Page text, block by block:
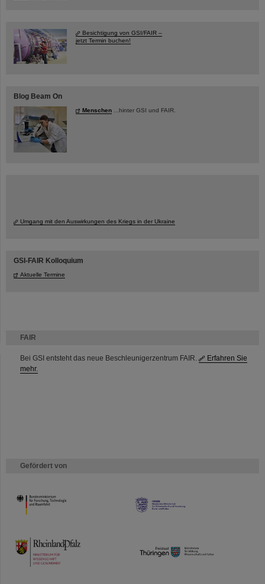
FAIR
Bei GSI entsteht das neue Beschleunigerzentrum FAIR.
Erfahren Sie
mehr.
Gefördert von
HMWK
TMWWDG
Besichtigung von GSI/FAIR –
jetzt Termin buchen!
Blog Beam On
Menschen ...hinter GSI und FAIR.
Umgang mit den Auswirkungen des Kriegs in der Ukraine
GSI-FAIR Kolloquium
Aktuelle Termine